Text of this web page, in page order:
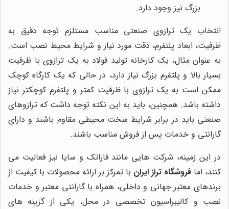
بزرگ نیز وجود دارد.
انتخاب یک ترازوی صنعتی مناسب مستلزم توجه دقیق به
ظرفیت، ابعاد پلتفرم، دقت مورد نیاز و شرایط محیط نصب است.
به عنوان مثال، یک کارخانه تولید فولاد به یک ترازوی با ظرفیت
بسیار بالا و پلتفرم بزرگ نیاز دارد، در حالی که یک کارگاه کوچک
ممکن است به یک ترازوی با ظرفیت کمتر و پلتفرم کوچکتر نیاز
داشته باشد. همچنین، باید به این نکته توجه داشت که ترازوهای
صنعتی باید در برابر شرایط سخت محیطی مقاوم باشند و دارای
گارانتی و خدمات پس از فروش مناسب باشند.
در این زمینه، شرکت هایی مانند فاراتک و سایا نیز فعالیت می
کنند، اما فروشگاه تراز ایران با تمرکز بر ارائه محصولات با کیفیت از
برندهای معتبر جهانی و داخلی، همراه با گارانتی معتبر و خدمات
نصب و کالیبراسیون تخصصی در محل، یکی از گزینه های